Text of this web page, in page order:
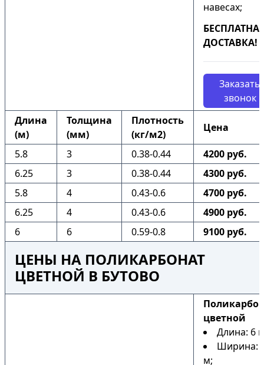
навесах;
ДОСТАВКА!
Заказать
звонок
Длина
(м)
Толщина
(мм)
Плотность
(кг/м2)
Цена
5.8 3 0.38-0.44
4200 руб.
6.25
3 0.38-0.44
4300 руб.
5.8
4 0.43-0.6
4700 руб.
6.25
4 0.43-0.6
4900 руб.
6
6 0.59-0.8 9100 руб.
ЦЕНЫ НА ПОЛИКАРБОНАТ
ЦВЕТНОЙ В БУТОВО
цветной
Длина: 6
Ширина:
м;